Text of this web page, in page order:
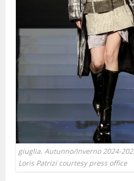
giuglia. Autunno/Inverno 2024-
Loris Patrizi courtesy press office